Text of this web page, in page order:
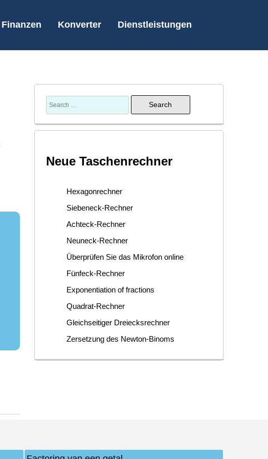
Finanzen Konverter Dienstleistungen
Neue Taschenrechner
Hexagonrechner
Siebeneck-Rechner
Achteck-Rechner
Neuneck-Rechner
Überprüfen Sie das Mikrofon online
Fünfeck-Rechner
Exponentiation of fractions
Quadrat-Rechner
Gleichseitiger Dreiecksrechner
Zersetzung des Newton-Binoms